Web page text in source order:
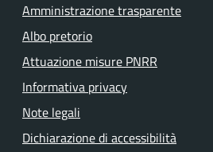
Amministrazione trasparente
Albo pretorio
Attuazione misure PNRR
Informativa privacy
Note legali
Dichiarazione di accessibilità